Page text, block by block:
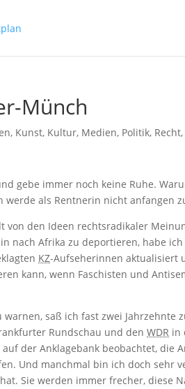
Münch
, Kunst, Kultur, Medien, Politik,
gebe immer noch keine Ruhe.
werde als Rentnerin nicht anfangen
von den Ideen rechtsradikaler
nach Afrika zu deportieren, habe
KZ-Aufseherinnen aktualisiert
kann, wenn Faschisten und
warnen, saß ich fast zwei
Rundschau und denWDR in
der Anklagebank beobachtet, die
Und manchmal bin ich doch sehr
Sie werden immer frecher, diese